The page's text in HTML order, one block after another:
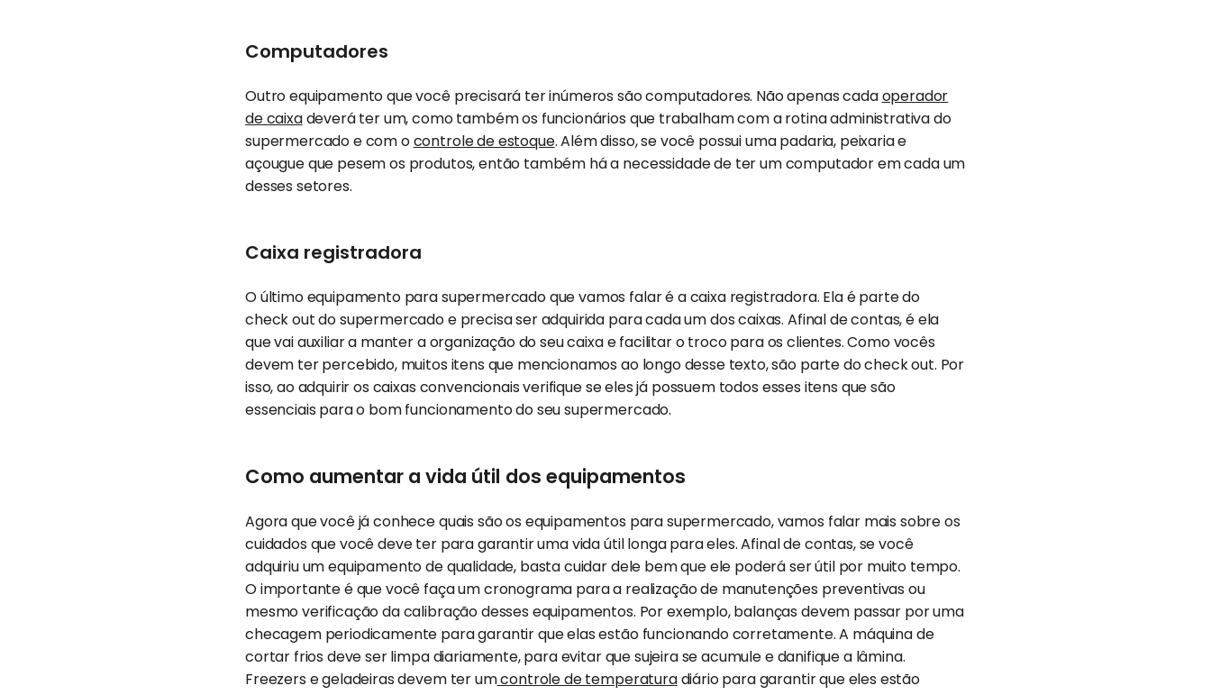
Computadores
Outro equipamento que você precisará ter inúmeros são computadores. Não apenas cadaoperador
de caixadeverá ter um, como também os funcionários que trabalham com a rotina administrativa do
supermercado e com ocontrole de estoque. Além disso, se você possui uma padaria, peixaria e
açougue que pesem os produtos, então também há a necessidade de ter um computador em cada um
desses setores.
Caixa registradora
O último equipamento para supermercado que vamos falar é a caixa registradora. Ela é parte do
check out do supermercado e precisa ser adquirida para cada um dos caixas. Afinal de contas, é ela
que vai auxiliar a manter a organização do seu caixa e facilitar o troco para os clientes. Como vocês
devem ter percebido, muitos itens que mencionamos ao longo desse texto, são parte do check out. Por
isso, ao adquirir os caixas convencionais verifique se eles já possuem todos esses itens que são
essenciais para o bom funcionamento do seu supermercado.
Como aumentar a vida útil dos equipamentos
Agora que você já conhece quais são os equipamentos para supermercado, vamos falar mais sobre os
cuidados que você deve ter para garantir uma vida útil longa para eles. Afinal de contas, se você
adquiriu um equipamento de qualidade, basta cuidar dele bem que ele poderá ser útil por muito tempo.
O importante é que você faça um cronograma para a realização de manutenções preventivas ou
mesmo verificação da calibração desses equipamentos. Por exemplo, balanças devem passar por uma
checagem periodicamente para garantir que elas estão funcionando corretamente. A máquina de
cortar frios deve ser limpa diariamente, para evitar que sujeira se acumule e danifique a lâmina.
Freezers e geladeiras devem ter umcontrole de temperaturadiário para garantir que eles estão